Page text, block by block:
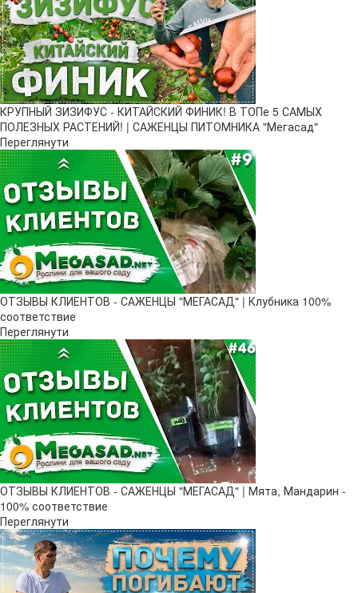
КРУПНЫЙ ЗИЗИФУС - КИТАЙСКИЙ ФИНИК! В ТОПе 5 САМЫХ
ПОЛЕЗНЫХ РАСТЕНИЙ! | САЖЕНЦЫ ПИТОМНИКА "Мегасад"
Переглянути
ОТЗЫВЫ КЛИЕНТОВ - САЖЕНЦЫ "МЕГАСАД" | Клубника 100%
соответствие
Переглянути
ОТЗЫВЫ КЛИЕНТОВ - САЖЕНЦЫ "МЕГАСАД" | Мята, Мандарин -
100% соответствие
Переглянути